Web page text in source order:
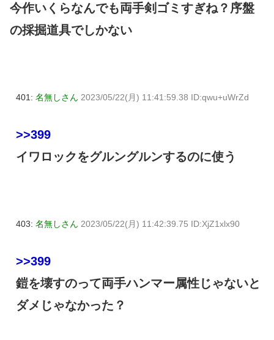
今作いくらなんでも両手剣ゴミすぎね？序盤
の採掘道具でしかない
401: 名無しさん 2023/05/22(月) 11:41:59.38 ID:qwu+uWrZd
>>399
イワロックをグルングルンするのに使う
403: 名無しさん 2023/05/22(月) 11:42:39.75 ID:XjZ1xlx90
>>399
鎧を壊すのって両手ハンマー属性じゃないと
ダメじゃなかった？